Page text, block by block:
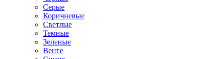
Серые
Коричневые
Светлые
Темные
Зеленые
Венге